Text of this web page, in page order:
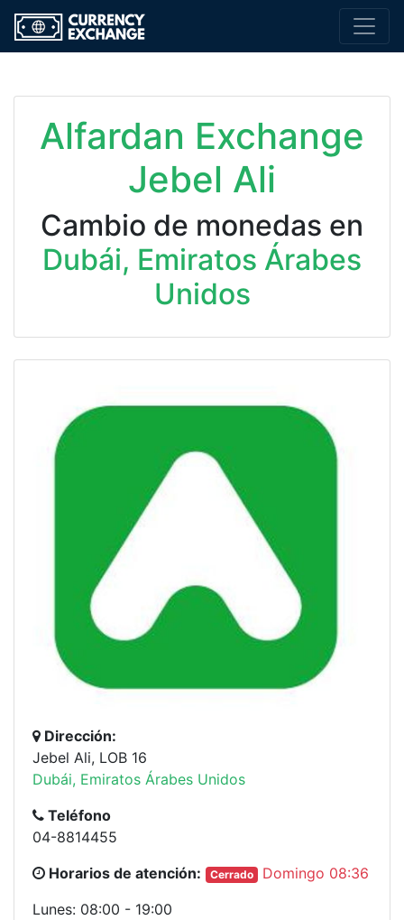
Alfardan Exchange
Jebel Ali
Cambio de monedas en
Dubái, Emiratos Árabes
Unidos
Dirección:
Jebel Ali, LOB 16
Dubái, Emiratos Árabes Unidos
Teléfono
04-8814455
Horarios de atención:
Cerrado
Domingo 08:36
Lunes: 08:00 - 19:00